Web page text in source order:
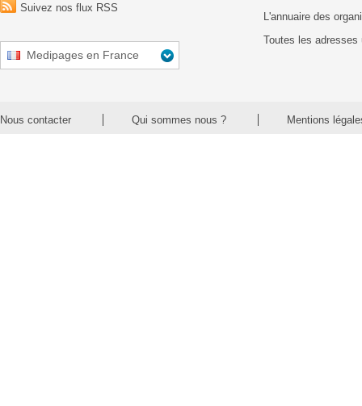
Suivez nos flux RSS
Medipages en France
L'annuaire des
Toutes les adresses
Nous contacter Qui sommes nous ? Mentions